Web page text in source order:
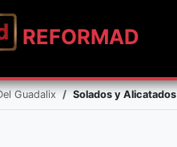
REFORMAD
Guadalix Solados y Alicatados